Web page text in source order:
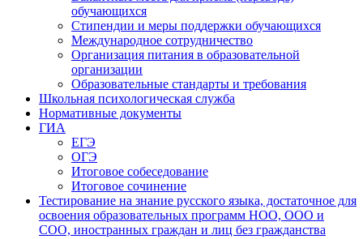
обучающихся
Стипендии и меры поддержки обучающихся
Международное сотрудничество
Организация питания в образовательной
организации
Образовательные стандарты и требования
Школьная психологическая служба
Нормативные документы
ГИА
ЕГЭ
ОГЭ
Итоговое собеседование
Итоговое сочинение
Тестирование на знание русского языка, достаточное для
освоения образовательных программ НОО, ООО и
СОО, иностранных граждан и лиц без гражданства